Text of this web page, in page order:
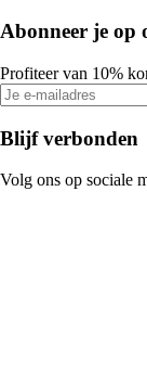
Abonneer je op
Profiteer van 10%
Blijf verbonden
Volg ons op sociale